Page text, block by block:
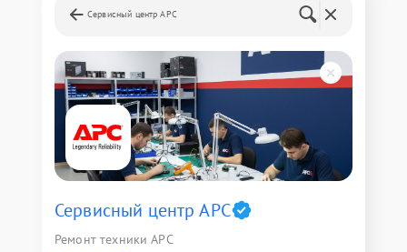
Сервисный центр APC
Сервисный центр APC
Ремонт техники APC